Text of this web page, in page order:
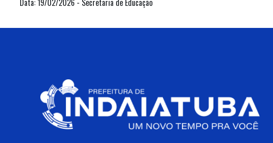
Data: 19/02/2026 - Secretaria de Educação